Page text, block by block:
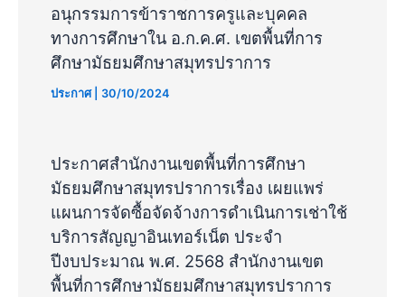
อนุกรรมการข้าราชการครูและบุคคล
ทางการศึกษาใน อ.ก.ค.ศ. เขตพื้นที่การ
ศึกษามัธยมศึกษาสมุทรปราการ
ประกาศ| 30/10/2024
ประกาศสำนักงานเขตพื้นที่การศึกษา
มัธยมศึกษาสมุทรปราการเรื่อง เผยแพร่
แผนการจัดซื้อจัดจ้างการดำเนินการเช่าใช้
บริการสัญญาอินเทอร์เน็ต ประจำ
ปีงบประมาณ พ.ศ. 2568 สำนักงานเขต
พื้นที่การศึกษามัธยมศึกษาสมุทรปราการ